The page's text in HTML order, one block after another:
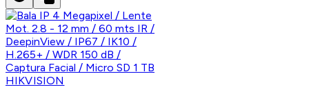
HIKVISION